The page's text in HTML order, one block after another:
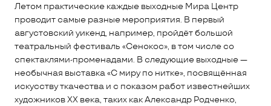
Летом практические каждые выходные Мира Центр
проводит самые разные мероприятия. В первый
августовский уикенд, например, пройдёт большой
театральный фестиваль «Сенокос», в том числе со
спектаклями-променадами. В следующие выходные —
необычная выставка «С миру по нитке», посвящённая
искусству ткачества и с показом работ известнейших
художников ХХ века, таких как Александр Родченко,